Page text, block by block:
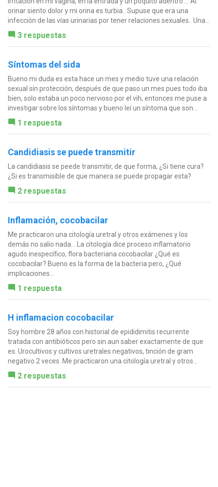
orinar siento dolor y mi orina es turbia.. Supuse que era una
infección de las vías urinarias por tener relaciones sexuales.. Una...
3 respuestas
Síntomas del sida
Bueno mi duda es esta hace un mes y medio tuve una relación
sexual sin protección, después de que paso un mes pues todo iba
bien, solo estaba un poco nervioso por el vih, entonces me puse a
investigar sobre los síntomas y bueno leí un síntoma que son...
1 respuesta
Candidiasis se puede transmitir
La candidiasis se peede transmitir, de que forma, ¿Si tiene cura?
¿Si es transmisible de que manera se puede propagar esta?
2 respuestas
Inflamación, cocobacilar
Me practicaron una citología uretral y otros exámenes y los
demás no salio nada... La citología dice proceso inflamatorio
agudo inespecífico, flora bacteriana cocobacilar ¿Qué es
cocobacilar? Bueno es la forma de la bacteria pero, ¿Qué
implicaciones...
1 respuesta
H inflamacion cocobacilar
Soy hombre 28 años con historial de epididimitis recurrente
tratada con antibióticos pero sin aun saber exactamente de que
es. Urocultivos y cultivos uretrales negativos, tinción de gram
negativo 2 veces. Me practicaron una citología uretral y otros...
2 respuestas